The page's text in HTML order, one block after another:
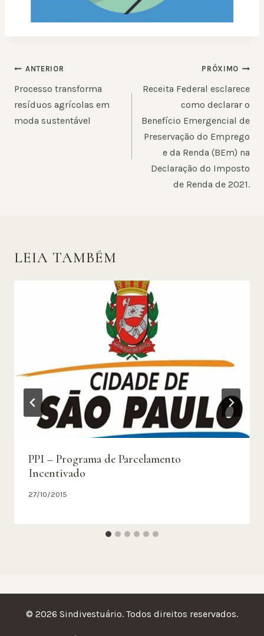
NAVEGAÇÃO
DE
POST
ANTERIOR
Processo transforma
resíduos agrícolas em
moda sustentável
PRÓXIMO
Receita Federal esclarece
como declarar o
Benefício Emergencial de
Preservação do Emprego
e da Renda (BEm) na
Declaração do Imposto
de Renda de 2021.
LEIA TAMBÉM
PPI – Programa de Parcelamento
Incentivado
27/10/2015
© 2026 Sindivestuário. Todos direitos reservados.